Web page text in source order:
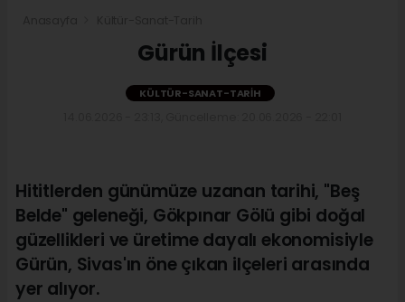
Gürün İlçesi
KÜLTÜR-SANAT-TARIH
Hititlerden günümüze uzanan tarihi, "Beş
Belde" geleneği, Gökpınar Gölü gibi doğal
güzellikleri ve üretime dayalı ekonomisiyle
Gürün, Sivas'ın öne çıkan ilçeleri arasında
yer alıyor.